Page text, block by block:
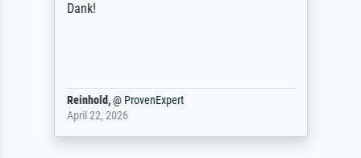
Dank!
Reinhold,@ ProvenExpert
April 22, 2026